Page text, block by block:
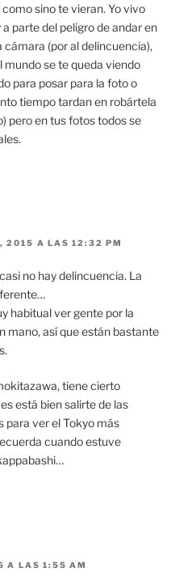
sino te vieran. Yo vivo
a parte del peligro de andar en
cámara (por al delincuencia),
mundo se te queda viendo
para posar para la foto o
tiempo tardan en robártela
pero en tus fotos todos se
2015 A LAS 12:32 PM
no hay delincuencia. La
habitual ver gente por la
mano, así que están bastante
tiene cierto
está bien salirte de las
para ver el Tokyo más
cuando estuve
A LAS 1:55 AM